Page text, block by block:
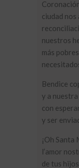
ciudad nos
nuestros
más
Bendice
y a
con
y ser
¡Oh Santa
l’amor
de tus